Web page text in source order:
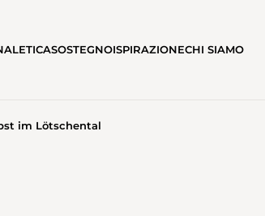
SOSTEGNOISPIRAZIONECHI SIAMO
im Lötschental